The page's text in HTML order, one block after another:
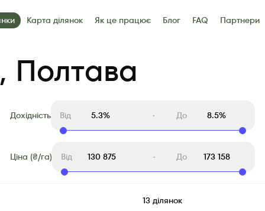
Карта ділянок Як це працює Блог FAQ Партнери
, Полтава
Дохідність Від До
Ціна (₴/га) Від До
13 ділянок